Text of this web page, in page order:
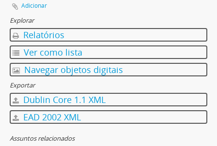
Adicionar
Explorar
Relatórios
Ver como lista
Navegar objetos digitais
Exportar
Dublin Core 1.1 XML
EAD 2002 XML
Assuntos relacionados